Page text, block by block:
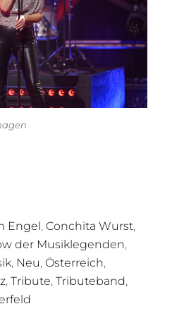
Engel, Conchita Wurst,
der Musiklegenden,
, Neu, Österreich,
, Tribute, Tributeband,